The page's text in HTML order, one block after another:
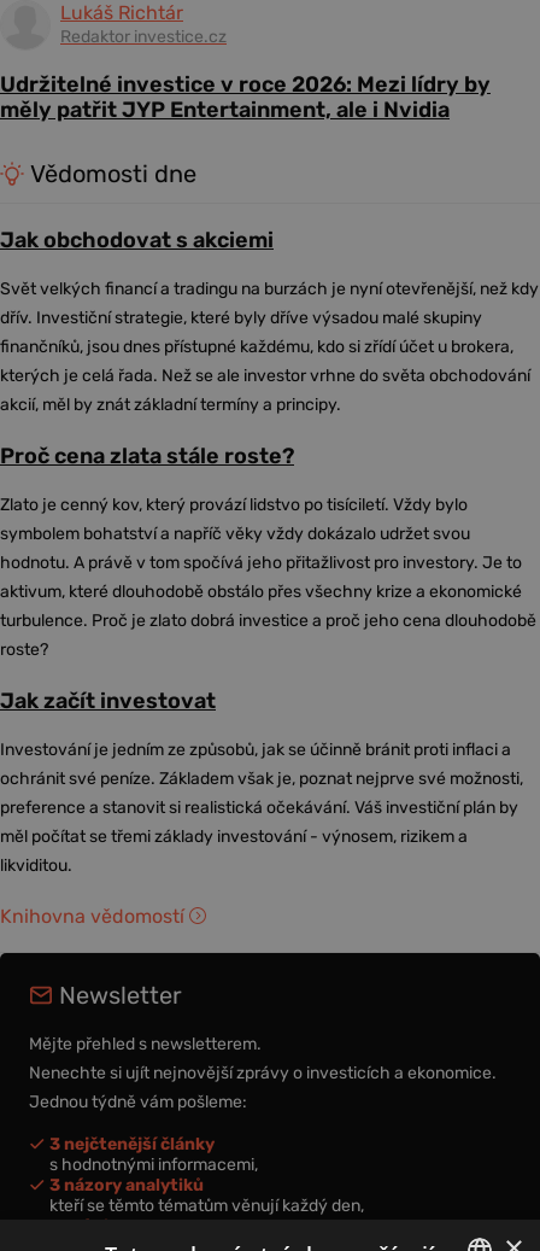
Lukáš Richtár
Redaktor investice.cz
Udržitelné investice v roce 2026: Mezi lídry by
měly patřit JYP Entertainment, ale i Nvidia
Vědomosti dne
Jak obchodovat s akciemi
Svět velkých financí a tradingu na burzách je nyní otevřenější, než kdy
dřív. Investiční strategie, které byly dříve výsadou malé skupiny
finančníků, jsou dnes přístupné každému, kdo si zřídí účet u brokera,
kterých je celá řada. Než se ale investor vrhne do světa obchodování
akcií, měl by znát základní termíny a principy.
Proč cena zlata stále roste?
Zlato je cenný kov, který provází lidstvo po tisíciletí. Vždy bylo
symbolem bohatství a napříč věky vždy dokázalo udržet svou
hodnotu. A právě v tom spočívá jeho přitažlivost pro investory. Je to
aktivum, které dlouhodobě obstálo přes všechny krize a ekonomické
turbulence. Proč je zlato dobrá investice a proč jeho cena dlouhodobě
roste?
Jak začít investovat
Investování je jedním ze způsobů, jak se účinně bránit proti inflaci a
ochránit své peníze. Základem však je, poznat nejprve své možnosti,
preference a stanovit si realistická očekávání. Váš investiční plán by
měl počítat se třemi základy investování - výnosem, rizikem a
likviditou.
Knihovna vědomostí
Newsletter
Mějte přehled s newsletterem.
Nenechte si ujít nejnovější zprávy o investicích a ekonomice.
Jednou týdně vám pošleme:
3 nejčtenější články
s hodnotnými informacemi,
3 názory analytiků
kteří se těmto tématům věnují každý den,
nová videa a podcasty
k prohloubení vašich znalostí.